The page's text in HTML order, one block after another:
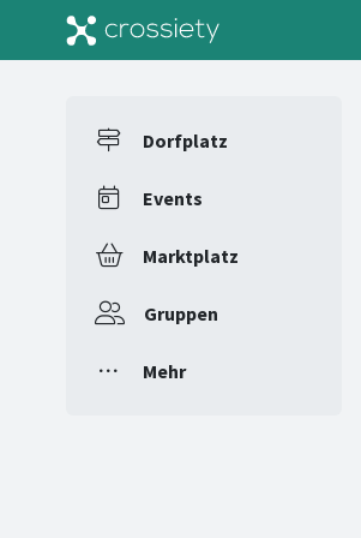
Dorfplatz
Events
Marktplatz
Gruppen
Mehr